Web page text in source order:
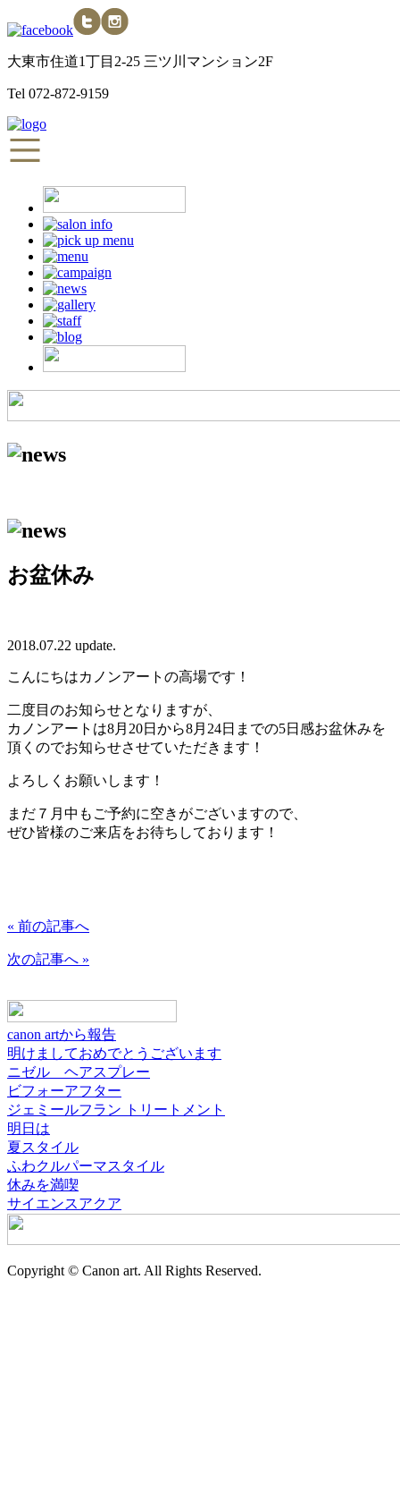
大東市住道1丁目2-25 三ツ川マンション2F
Tel 072-872-9159
お盆休み
2018.07.22 update.
こんにちはカノンアートの高場です！
二度目のお知らせとなりますが、
カノンアートは8月20日から8月24日までの5日感お盆休みを
頂くのでお知らせさせていただきます！
よろしくお願いします！
まだ７月中もご予約に空きがございますので、
ぜひ皆様のご来店をお待ちしております！
« 前の記事へ
次の記事へ »
canon artから報告
明けましておめでとうございます
ニゼル ヘアスプレー
ビフォーアフター
ジェミールフラン トリートメント
明日は
夏スタイル
ふわクルパーマスタイル
休みを満喫
サイエンスアクア
Copyright © Canon art. All Rights Reserved.